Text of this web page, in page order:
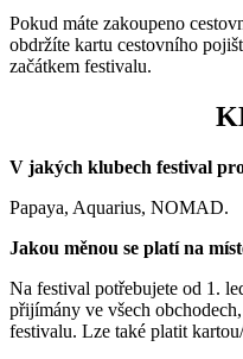
Pokud máte zakoupeno
obdržíte kartu cestovního
začátkem festivalu.
V jakých klubech festival
Papaya, Aquarius, NOMAD.
Jakou měnou se platí na
Na festival potřebujete od 1.
přijímány ve všech
festivalu. Lze také platit